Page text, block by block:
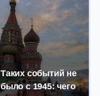
Таких событий не
было с 1945: чего